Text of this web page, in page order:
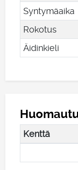
Syntymäaika
Rokotus
Äidinkieli
Kenttä